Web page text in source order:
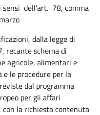
dell’art. 78, comma
dalla legge di
recante schema di
agricole, alimentari e
le procedure per la
dal programma
per gli affari
con la richiesta contenuta